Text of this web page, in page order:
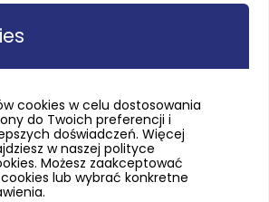
przetłumaczono niemiecki
łacinę, tłumaczem ze strony
Mikołaj Kopernik, ze strony
Ferber (bratanek
sejmikach w Malborku (maj
listopad 1530).
cookies w celu dostosowania
do Twoich preferencji i
doświadczeń. Więcej
w naszej polityce
Możesz zaakceptować
lub wybrać konkretne